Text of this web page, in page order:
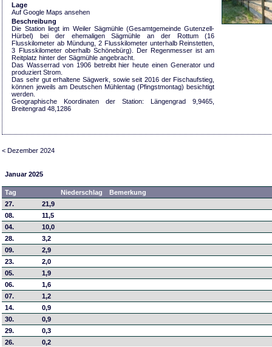
Lage
Auf Google Maps ansehen
Beschreibung
Die Station liegt im Weiler Sägmühle (Gesamtgemeinde Gutenzell-
Hürbel) bei der ehemaligen Sägmühle an der Rottum (16
Flusskilometer ab Mündung, 2 Flusskilometer unterhalb Reinstetten,
3 Flusskilometer oberhalb Schönebürg). Der Regenmesser ist am
Reitplatz hinter der Sägmühle angebracht.
Das Wasserrad von 1906 betreibt hier heute einen Generator und
produziert Strom.
Das sehr gut erhaltene Sägwerk, sowie seit 2016 der Fischaufstieg,
können jeweils am Deutschen Mühlentag (Pfingstmontag) besichtigt
werden.
Geographische Koordinaten der Station: Längengrad 9,9465,
Breitengrad 48,1286
< Dezember 2024
Januar 2025
Tag Niederschlag
Bemerkung
27.
21,9
08.
11,5
04.
10,0
28.
3,2
09.
2,9
23.
2,0
05.
1,9
06.
1,6
07.
1,2
14.
0,9
30.
0,9
29.
0,3
26.
0,2